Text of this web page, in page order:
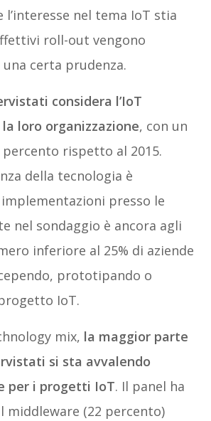
l’interesse nel tema IoT stia
roll-out vengono
certa prudenza.
considera l’IoT
loro organizzazione, con un
rispetto al 2015.
della tecnologia è
presso le
nel sondaggio è ancora agli
inferiore al 25% di aziende
prototipando o
IoT.
mix, la maggior parte
si sta avvalendo
per i progetti IoT. Il panel ha
middleware (22 percento)